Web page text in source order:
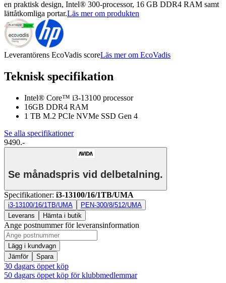
en praktisk design, Intel® 300-processor, 16 GB DDR4 RAM samt
lättåtkomliga portar.Läs mer om produkten
Leverantörens EcoVadis scoreLäs mer om EcoVadis
Teknisk specifikation
Intel® Core™ i3-13100 processor
16GB DDR4 RAM
1 TB M.2 PCIe NVMe SSD Gen 4
Se alla specifikationer
9490.-
Se månadspris vid delbetalning.
Specifikationer: i3-13100/16/1TB/UMA
i3-13100/16/1TB/UMA
PEN-300/8/512/UMA
Leverans
Hämta i butik
Ange postnummer för leveransinformation
Lägg i kundvagn
Jämför
Spara
30 dagars öppet köp
50 dagars öppet köp för klubbmedlemmar